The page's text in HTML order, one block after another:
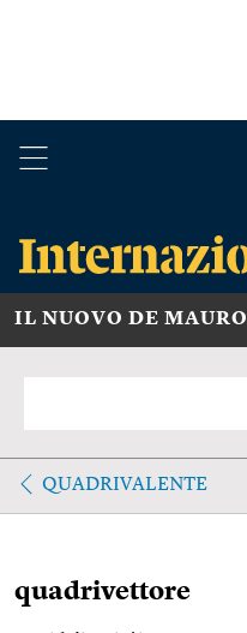
IL NUOVO DE MAURO
QUADRIVALENTE
quadrivettore